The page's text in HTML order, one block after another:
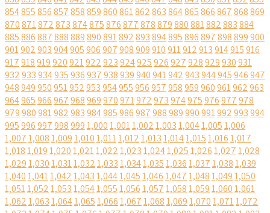
854855856857858859860861862863864865866867868869
870871872873874875876877878879880881882883884
885886887888889890891892893894895896897898899900
901902903904905906907908909910911912913914915916
917918919920921922923924925926927928929930931
932933934935936937938939940941942943944945946947
948949950951952953954955956957958959960961962963
964965966967968969970971972973974975976977978
979980981982983984985986987988989990991992993994
9959969979989991,0001,0011,0021,0031,0041,0051,006
1,0071,0081,0091,0101,0111,0121,0131,0141,0151,0161,017
1,0181,0191,0201,0211,0221,0231,0241,0251,0261,0271,028
1,0291,0301,0311,0321,0331,0341,0351,0361,0371,0381,039
1,0401,0411,0421,0431,0441,0451,0461,0471,0481,0491,050
1,0511,0521,0531,0541,0551,0561,0571,0581,0591,0601,061
1,0621,0631,0641,0651,0661,0671,0681,0691,0701,0711,072